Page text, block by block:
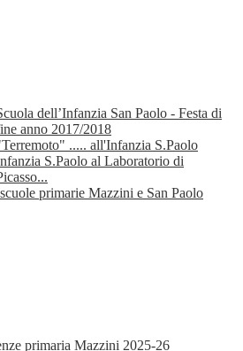
dell’Infanzia San Paolo - Festa di
anno 2017/2018
..... all'Infanzia S.Paolo
S.Paolo al Laboratorio di
primarie Mazzini e San Paolo
primaria Mazzini 2025-26